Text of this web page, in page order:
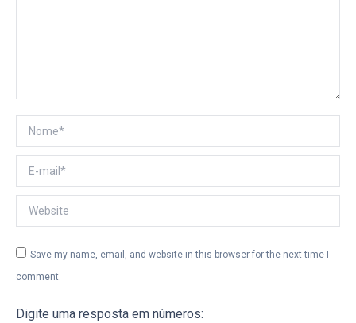
Nome *
E-mail *
Website
Save my name, email, and website in this browser for the next time I
comment.
Digite uma resposta em números: